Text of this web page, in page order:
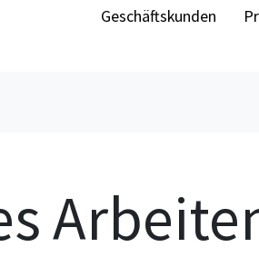
Geschäftskunden